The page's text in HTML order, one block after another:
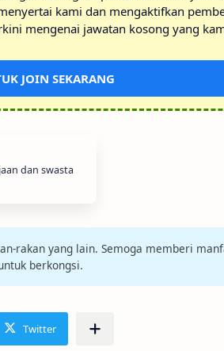
kami dan mengaktifkan
mengenai jawatan kosong yang
JOIN SEKARANG
dan swasta
rakan yang lain. Semoga memberi
berkongsi.